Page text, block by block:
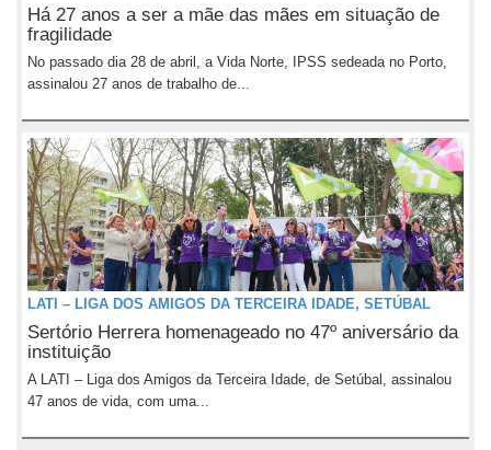
Há 27 anos a ser a mãe das mães em situação de
fragilidade
No passado dia 28 de abril, a Vida Norte, IPSS sedeada no Porto,
assinalou 27 anos de trabalho de...
LATI – LIGA DOS AMIGOS DA TERCEIRA IDADE, SETÚBAL
Sertório Herrera homenageado no 47º aniversário da
instituição
A LATI – Liga dos Amigos da Terceira Idade, de Setúbal, assinalou
47 anos de vida, com uma...